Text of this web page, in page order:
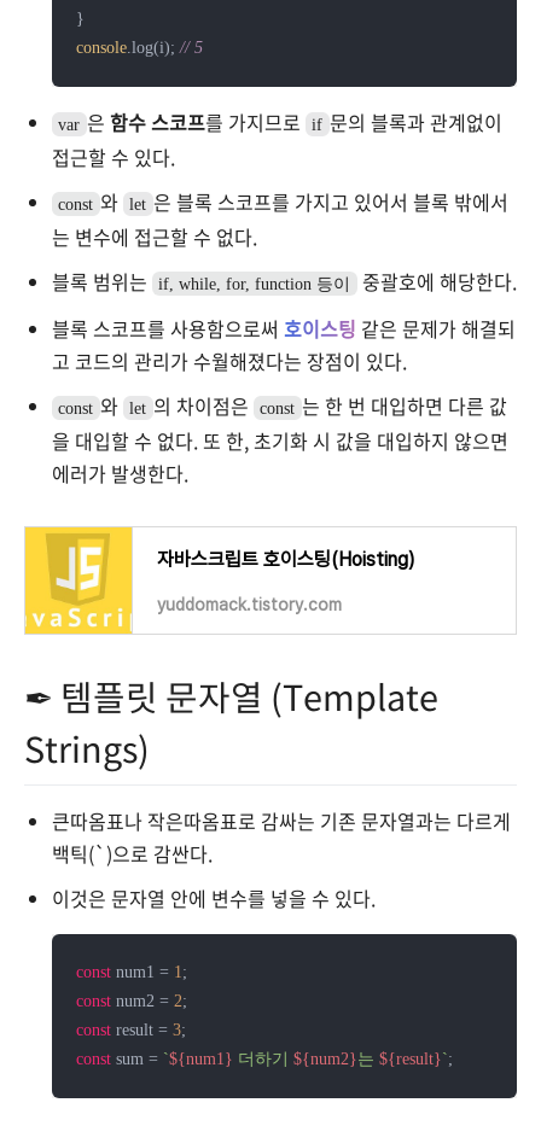
console .log(i); // 5
var 은 함수 스코프를 가지므로 if 문의 블록과 관계없이
접근할 수 있다.
const 와 let 은 블록 스코프를 가지고 있어서 블록 밖에서
는 변수에 접근할 수 없다.
블록 범위는
if, while, for, function 등이 중괄호에 해당한다.
블록 스코프를 사용함으로써 호이스팅 같은 문제가 해결되
고 코드의 관리가 수월해졌다는 장점이 있다.
const 와 let 의 차이점은 const 는 한 번 대입하면 다른 값
을 대입할 수 없다. 또 한, 초기화 시 값을 대입하지 않으면
에러가 발생한다.
자바스크립트 호이스팅(Hoisting)
yuddomack.tistory.com
✒ 템플릿 문자열 (Template
Strings)
큰따옴표나 작은따옴표로 감싸는 기존 문자열과는 다르게
백틱(`)으로 감싼다.
이것은 문자열 안에 변수를 넣을 수 있다.
const num1 = 1
const num2 = 2
const result = 3
const sum = `${num1} 더하기 ${num2}는 ${result}`